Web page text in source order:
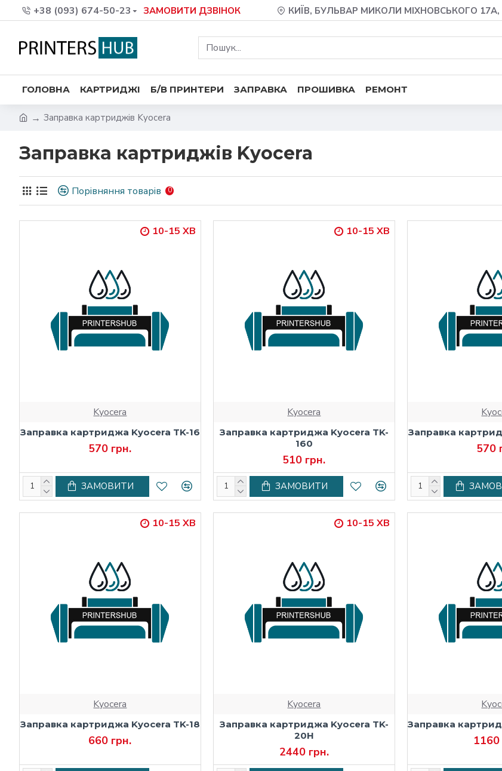
+38 (093) 674-50-23 ЗАМОВИТИ ДЗВІНОК КИЇВ, БУЛЬВАР МИКОЛИ МІХНОВСЬКОГО
ГОЛОВНА КАРТРИДЖІ Б/В ПРИНТЕРИ ЗАПРАВКА ПРОШИВКА РЕМОНТ
Заправка картриджів Kyocera
Заправка картриджів Kyocera
Порівняння товарів 0
10-15 ХВ
Kyocera
Заправка картриджа Kyocera TK-16
570 грн.
ЗАМОВИТИ
10-15 ХВ
Kyocera
Заправка картриджа Kyocera TK-
160
510 грн.
ЗАМОВИТИ
Заправка
570
10-15 ХВ
Kyocera
Заправка картриджа Kyocera TK-18
660 грн.
10-15 ХВ
Kyocera
Заправка картриджа Kyocera TK-
20H
2440 грн.
Заправка
1160